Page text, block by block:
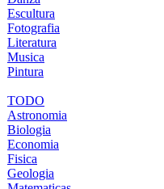
Escultura
Fotografia
Literatura
Musica
Pintura
TODO
Astronomia
Biologia
Economia
Fisica
Geologia